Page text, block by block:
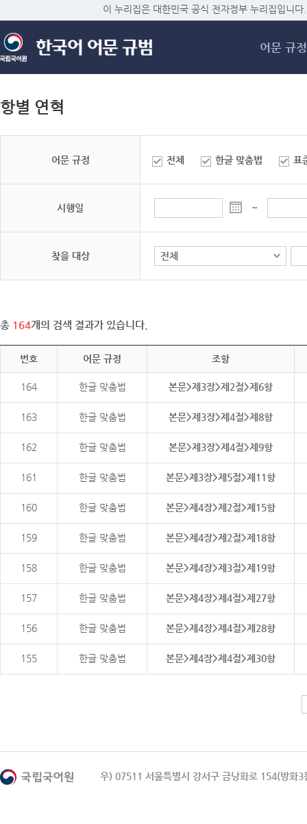
메
이 누리집은 대한민국 공식 전자정부 누리집입니다.
어문 규정
항별 연혁
어문 규정 전체 한글 맞춤법 표
시행일 ~
찾을 대상
총 164개의 검색 결과가 있습니다.
번호 어문 규정 조항
164 한글 맞춤법 본문>제3장>제2절>제6항
163 한글 맞춤법 본문>제3장>제4절>제8항
162 한글 맞춤법 본문>제3장>제4절>제9항
161 한글 맞춤법 본문>제3장>제5절>제11항
160 한글 맞춤법 본문>제4장>제2절>제15항
159 한글 맞춤법 본문>제4장>제2절>제18항
158 한글 맞춤법 본문>제4장>제3절>제19항
157 한글 맞춤법 본문>제4장>제4절>제27항
156 한글 맞춤법 본문>제4장>제4절>제28항
155 한글 맞춤법 본문>제4장>제4절>제30항
우) 07511 서울특별시 강서구 금낭화로 154(방화3